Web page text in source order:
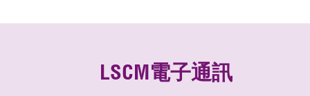
LSCM電子通訊